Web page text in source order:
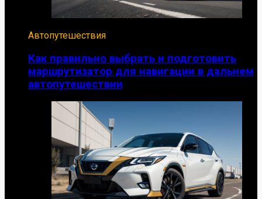
Автопутешествия
Как правильно выбрать и подготовить
маршрутизатор для навигации в дальнем
автопутешествии